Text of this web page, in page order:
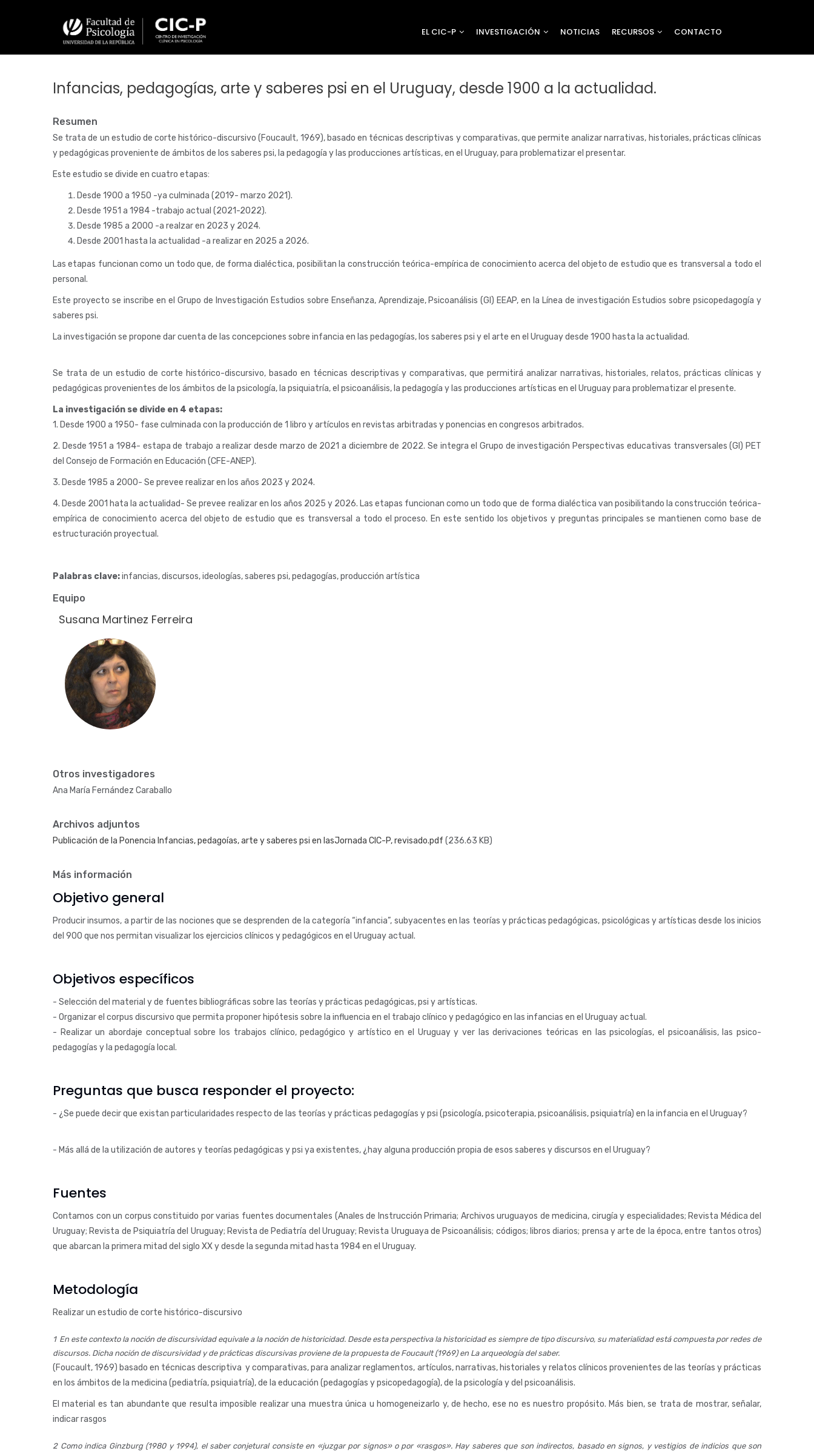
principal
EL CIC-P INVESTIGACIÓN NOTICIAS RECURSOS CONTACTO
Infancias, pedagogías, arte y saberes psi en el Uruguay, desde 1900 a la actualidad.
Resumen
Se trata de un estudio de corte histórico-discursivo (Foucault, 1969), basado en técnicas descriptivas y comparativas, que permite analizar narrativas, historiales, prácticas clínicas
y pedagógicas proveniente de ámbitos de los saberes psi, la pedagogía y las producciones artísticas, en el Uruguay, para problematizar el presentar.
Este estudio se divide en cuatro etapas:
Desde 1900 a 1950 -ya culminada (2019- marzo 2021).
Desde 1951 a 1984 -trabajo actual (2021-2022).
Desde 1985 a 2000 -a realzar en 2023 y 2024.
Desde 2001 hasta la actualidad -a realizar en 2025 a 2026.
Las etapas funcionan como un todo que, de forma dialéctica, posibilitan la construcción teórica-empírica de conocimiento acerca del objeto de estudio que es transversal a todo el
personal.
Este proyecto se inscribe en el Grupo de Investigación Estudios sobre Enseñanza, Aprendizaje, Psicoanálisis (GI) EEAP, en la Línea de investigación Estudios sobre psicopedagogía y
saberes psi.
La investigación se propone dar cuenta de las concepciones sobre infancia en las pedagogías, los saberes psi y el arte en el Uruguay desde 1900 hasta la actualidad.
Se trata de un estudio de corte histórico-discursivo, basado en técnicas descriptivas y comparativas, que permitirá analizar narrativas, historiales, relatos, prácticas clínicas y
pedagógicas provenientes de los ámbitos de la psicología, la psiquiatría, el psicoanálisis, la pedagogía y las producciones artísticas en el Uruguay para problematizar el presente.
La investigación se divide en 4 etapas:
1. Desde 1900 a 1950- fase culminada con la producción de 1 libro y artículos en revistas arbitradas y ponencias en congresos arbitrados.
2. Desde 1951 a 1984- estapa de trabajo a realizar desde marzo de 2021 a diciembre de 2022. Se integra el Grupo de investigación Perspectivas educativas transversales (GI) PET
del Consejo de Formación en Educación (CFE-ANEP).
3. Desde 1985 a 2000- Se prevee realizar en los años 2023 y 2024.
4. Desde 2001 hata la actualidad- Se prevee realizar en los años 2025 y 2026. Las etapas funcionan como un todo que de forma dialéctica van posibilitando la construcción teórica-
empírica de conocimiento acerca del objeto de estudio que es transversal a todo el proceso. En este sentido los objetivos y preguntas principales se mantienen como base de
estructuración proyectual.
Palabras clave:infancias, discursos, ideologías, saberes psi, pedagogías, producción artística
Equipo
Susana Martinez Ferreira
Fotografía
Otros investigadores
Ana María Fernández Caraballo
Archivos adjuntos
Publicación de la Ponencia Infancias, pedagoías, arte y saberes psi en lasJornada CIC-P, revisado.pdf (236.63 KB)
Más información
Objetivo general
Producir insumos, a partir de las nociones que se desprenden de la categoría “infancia”, subyacentes en las teorías y prácticas pedagógicas, psicológicas y artísticas desde los inicios
del 900 que nos permitan visualizar los ejercicios clínicos y pedagógicos en el Uruguay actual.
Objetivos específicos
- Selección del material y de fuentes bibliográficas sobre las teorías y prácticas pedagógicas, psi y artísticas.
- Organizar el corpus discursivo que permita proponer hipótesis sobre la influencia en el trabajo clínico y pedagógico en las infancias en el Uruguay actual.
- Realizar un abordaje conceptual sobre los trabajos clínico, pedagógico y artístico en el Uruguay y ver las derivaciones teóricas en las psicologías, el psicoanálisis, las psico-
pedagogías y la pedagogía local.
Preguntas que busca responder el proyecto:
- ¿Se puede decir que existan particularidades respecto de las teorías y prácticas pedagogías y psi (psicología, psicoterapia, psicoanálisis, psiquiatría) en la infancia en el Uruguay?
- Más allá de la utilización de autores y teorías pedagógicas y psi ya existentes, ¿hay alguna producción propia de esos saberes y discursos en el Uruguay?
Fuentes
Contamos con un corpus constituido por varias fuentes documentales (Anales de Instrucción Primaria; Archivos uruguayos de medicina, cirugía y especialidades; Revista Médica del
Uruguay; Revista de Psiquiatría del Uruguay; Revista de Pediatría del Uruguay; Revista Uruguaya de Psicoanálisis; códigos; libros diarios; prensa y arte de la época, entre tantos otros)
que abarcan la primera mitad del siglo XX y desde la segunda mitad hasta 1984 en el Uruguay.
Metodología
Realizar un estudio de corte histórico-discursivo
En este contexto la noción de discursividad equivale a la noción de historicidad. Desde esta perspectiva la historicidad es siempre de tipo discursivo, su materialidad está compuesta por redes de
discursos. Dicha noción de discursividad y de prácticas discursivas proviene de la propuesta de Foucault (1969) en La arqueología del saber.
(Foucault, 1969) basado en técnicas descriptiva y comparativas, para analizar reglamentos, artículos, narrativas, historiales y relatos clínicos provenientes de las teorías y prácticas
en los ámbitos de la medicina (pediatría, psiquiatría), de la educación (pedagogías y psicopedagogía), de la psicología y del psicoanálisis.
El material es tan abundante que resulta imposible realizar una muestra única u homogeneizarlo y, de hecho, ese no es nuestro propósito. Más bien, se trata de mostrar, señalar,
indicar rasgos
Como indica Ginzburg (1980 y 1994), el saber conjetural consiste en «juzgar por signos» o por «rasgos». Hay saberes que son indirectos, basado en signos, y vestigios de indicios que son